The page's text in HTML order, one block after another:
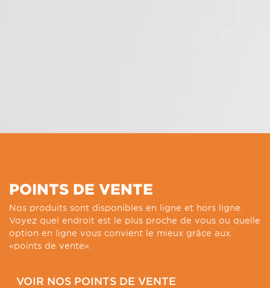
POINTS DE VENTE
Nos produits sont disponibles en ligne et hors ligne.
Voyez quel endroit est le plus proche de vous ou quelle
option en ligne vous convient le mieux grâce aux
«points de vente».
VOIR NOS POINTS DE VENTE